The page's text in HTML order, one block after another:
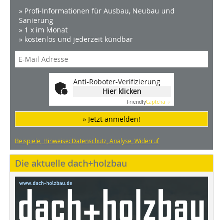
» Profi-Informationen für Ausbau, Neubau und
Sanierung
» 1 x im Monat
» kostenlos und jederzeit kündbar
Anti-Roboter-Verifizierung
Hier klicken
FriendlyCaptcha ⇗
» Jetzt anmelden!
Beispiele, Hinweise: Datenschutz, Analyse, Widerruf
Die aktuelle dach+holzbau